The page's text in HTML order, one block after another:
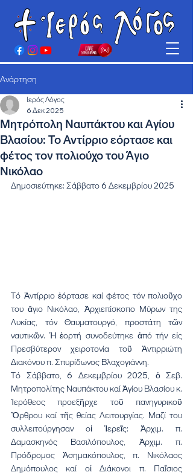
Ανάρτηση
Μητρόπολη Ναυπάκτου και Αγίου
Βλασίου: Το Αντίρριο εόρτασε και
φέτος τον πολιούχο του Άγιο
Νικόλαο
Ιερός Λόγος
6 Δεκ 2025
Δημοσιεύτηκε: Σάββατο 6 Δεκεμβρίου 2025
Τό Ἀντίρριο ἑόρτασε καί φέτος τόν πολιοῦχο
του ἅγιο Νικόλαο, Ἀρχιεπίσκοπο Μύρων της
Λυκίας, τόν Θαυματουργό, προστάτη τῶν
ναυτικῶν. Ἡ ἑορτή συνοδεύτηκε ἀπό τήν εἰς
Πρεσβύτερον χειροτονία τοῦ Ἀντιρριώτη
Διακόνου π. Σπυρίδωνος Βλαχογιάννη.
Τό Σάββατο, 6 Δεκεμβρίου 2025, ὁ Σεβ.
Μητροπολίτης Ναυπάκτου καί Ἁγίου Βλασίου κ.
Ἱερόθεος προεξῆρχε τοῦ πανηγυρικοῦ
Ὄρθρου καί τῆς θείας Λειτουργίας. Μαζί του
συλλειτούργησαν οἱ Ἱερεῖς: Ἀρχιμ. π.
Δαμασκηνός Βασιλόπουλος, Ἀρχιμ. π.
Πρόδρομος Ἀσημακόπουλος, π. Νικόλαος
Δημόπουλος καί οἱ Διάκονοι π. Παΐσιος